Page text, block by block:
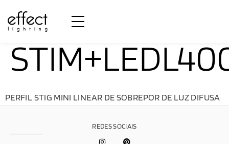
PERFIL STIG MINI LINEAR DE SOBREPOR DE LUZ DIFUSA
REDES SOCIAIS